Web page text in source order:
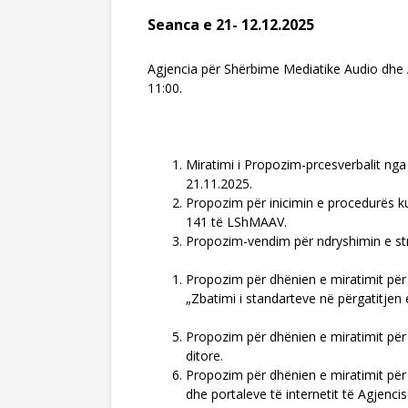
Seanca e 21- 12.12.2025
Agjencia për Shërbime Mediatike Audio
11:00.
RENDI I
Miratimi i Propozim-prcesverbalit
21.11.2025.
Propozim për inicimin e procedurës
141 të LShMAAV.
Propozim-vendim për ndryshimin e
Propozim për dhënien e miratimit
„Zbatimi i standarteve në përgatitjen
Propozim për dhënien e miratimit
ditore.
Propozim për dhënien e miratimit
dhe portaleve të internetit të